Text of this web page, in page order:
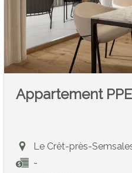
Appartement PPE
Le Crêt-près-
-